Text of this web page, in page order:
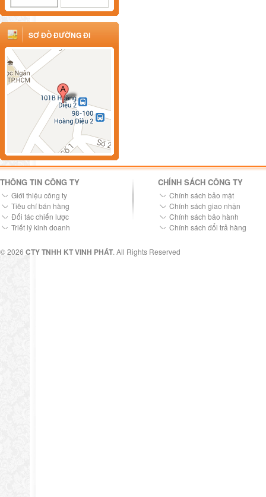
SƠ ĐỒ ĐƯỜNG ĐI
THÔNG TIN CÔNG TY
Giới thiệu công ty
Tiêu chí bán hàng
Đối tác chiến lược
Triết lý kinh doanh
CHÍNH SÁCH CÔNG TY
Chính sách bảo mật
Chính sách giao nhận
Chính sách bảo hành
Chính sách đổi trả hàng
© 2026 CTY TNHH KT VINH PHÁT. All Rights Reserved